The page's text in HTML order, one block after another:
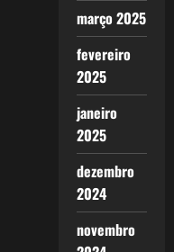
março 2025
fevereiro
2025
janeiro
2025
dezembro
2024
novembro